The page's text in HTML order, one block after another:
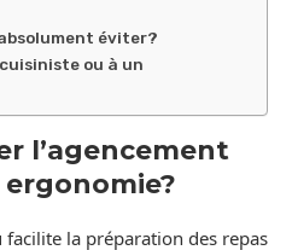
éviter?
ou à un
l’agencement
la préparation des repas